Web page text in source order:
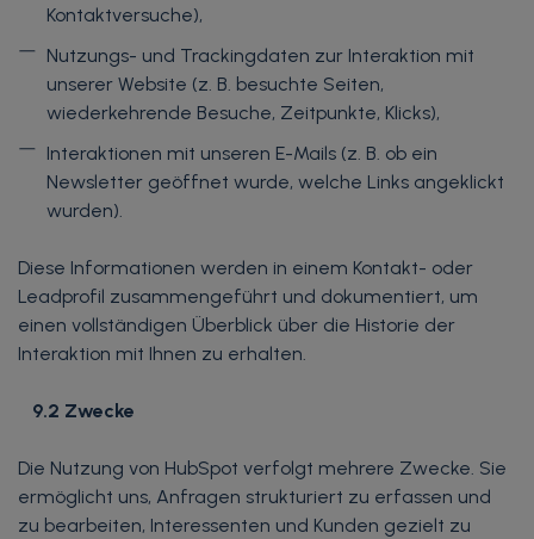
Kontaktversuche),
Nutzungs- und Trackingdaten zur Interaktion mit
unserer Website (z. B. besuchte Seiten,
wiederkehrende Besuche, Zeitpunkte, Klicks),
Interaktionen mit unseren E-Mails (z. B. ob ein
Newsletter geöffnet wurde, welche Links angeklickt
wurden).
Diese Informationen werden in einem Kontakt- oder
Leadprofil zusammengeführt und dokumentiert, um
einen vollständigen Überblick über die Historie der
Interaktion mit Ihnen zu erhalten.
9.2 Zwecke
Die Nutzung von HubSpot verfolgt mehrere Zwecke. Sie
ermöglicht uns, Anfragen strukturiert zu erfassen und
zu bearbeiten, Interessenten und Kunden gezielt zu